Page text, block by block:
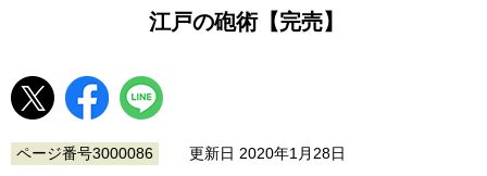
江戸の砲術【完売】
ページ番号3000086 更新日 2020年1月28日